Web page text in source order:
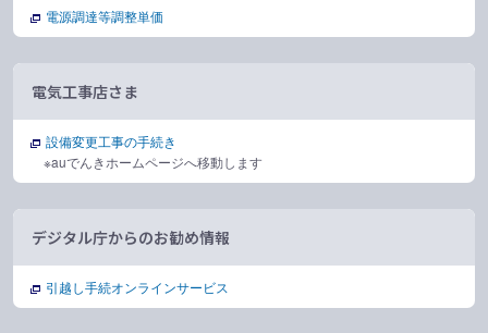
電源調達等調整単価
電気工事店さま
設備変更工事の手続き
※auでんきホームページへ移動します
デジタル庁からのお勧め情報
引越し手続オンラインサービス